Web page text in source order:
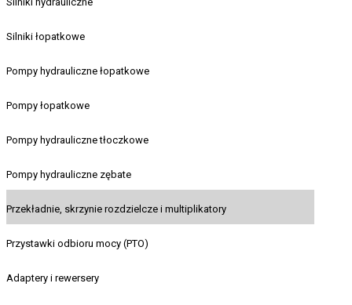
Silniki łopatkowe
Pompy hydrauliczne łopatkowe
Pompy łopatkowe
Pompy hydrauliczne tłoczkowe
Pompy hydrauliczne zębate
Przekładnie, skrzynie rozdzielcze i multiplikatory
Przystawki odbioru mocy (PTO)
Adaptery i rewersery